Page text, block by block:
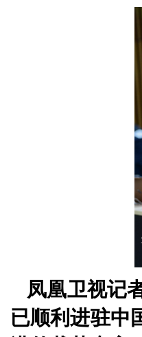
凤凰卫视记
已顺利进驻中